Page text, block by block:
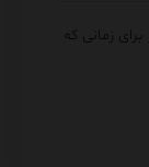
زمانی که